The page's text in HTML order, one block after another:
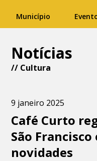
Município
Notícias
// Cultura
9 janeiro 2025
Café Curto
São
novidades